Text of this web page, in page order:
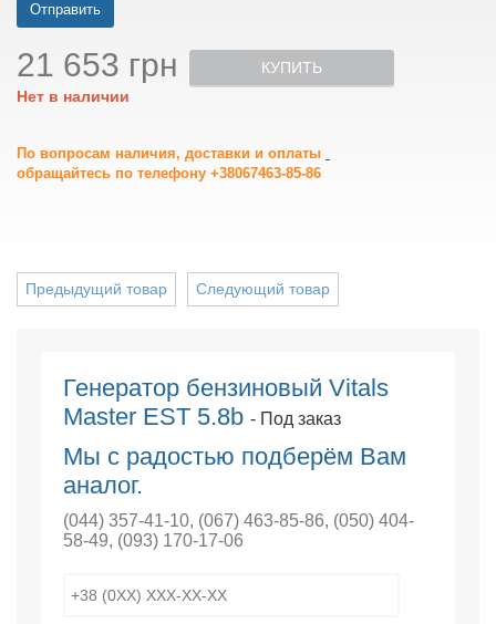
Отправить
21 653 грн
Нет в наличии
КУПИТЬ
По вопросам наличия, доставки и оплаты
обращайтесь по телефону +38067463-85-86
Следующий товар
Предыдущий товар
Генератор бензиновый Vitals
Master EST 5.8b - Под заказ
Мы с радостью подберём Вам
аналог.
(044) 357-41-10, (067) 463-85-86, (050) 404-
58-49, (093) 170-17-06